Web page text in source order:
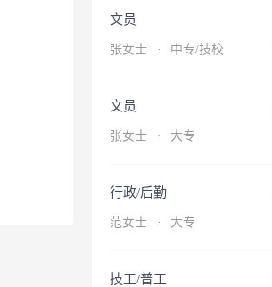
文员
张女士 · 中专/技校
文员
张女士 · 大专
行政/后勤
范女士 · 大专
技工/普工